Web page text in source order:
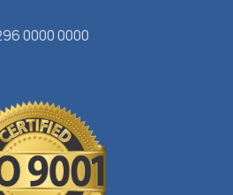
0000 0000